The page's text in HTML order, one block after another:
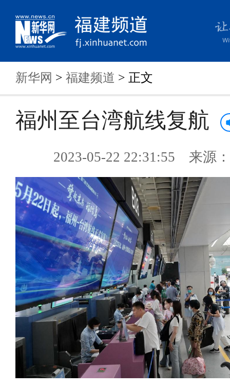
新华网 > 福建频道 > 正文
福州至台湾航线复航
2023-05-22 22:31:55 来源